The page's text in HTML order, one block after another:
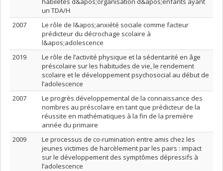
un TDA/H
2007
Le rôle de l&apos;anxiété sociale comme facteur
prédicteur du décrochage scolaire à
l&apos;adolescence
2019
Le rôle de l’activité physique et la sédentarité en âge
préscolaire sur les habitudes de vie, le rendement
scolaire et le développement psychosocial au début de
l’adolescence
2007
Le progrès développemental de la connaissance des
nombres au préscolaire en tant que prédicteur de la
réussite en mathématiques à la fin de la première
année du primaire
2009
Le processus de co-rumination entre amis chez les
jeunes victimes de harcèlement par les pairs : impact
sur le développement des symptômes dépressifs à
l’adolescence